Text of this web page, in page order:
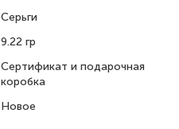
Серьги
9.22 гр
Сертификат и подарочная
коробка
Новое